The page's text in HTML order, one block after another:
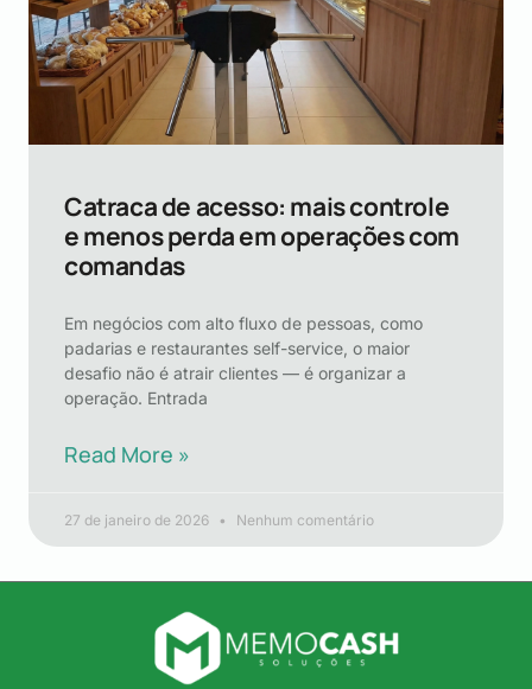
Catraca de acesso: mais controle
e menos perda em operações com
comandas
Em negócios com alto fluxo de pessoas, como
padarias e restaurantes self-service, o maior
desafio não é atrair clientes — é organizar a
operação. Entrada
Read More »
27 de janeiro de 2026 Nenhum comentário